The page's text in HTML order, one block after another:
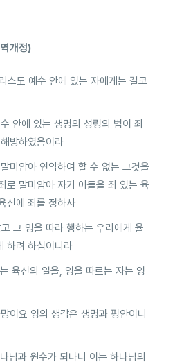
개정)
스도 예수 안에 있는 자에게는 결코
안에 있는 생명의 성령의 법이 죄
방하였음이라
미암아 연약하여 할 수 없는 그것을
로 말미암아 자기 아들을 죄 있는 육
신에 죄를 정하사
그 영을 따라 행하는 우리에게 율
하려 하심이니라
육신의 일을, 영을 따르는 자는 영
이요 영의 생각은 생명과 평안이니
님과 원수가 되나니 이는 하나님의